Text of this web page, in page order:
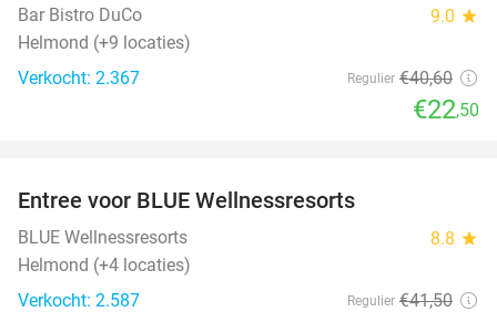
Bar Bistro DuCo 9.0 star
Helmond (+9 locaties)
Verkocht: 2.367
Regulier €40,60
€22,50
Entree voor BLUE Wellnessresorts
BLUE Wellnessresorts 8.8 star
Helmond (+4 locaties)
Verkocht: 2.587
Regulier €41,50